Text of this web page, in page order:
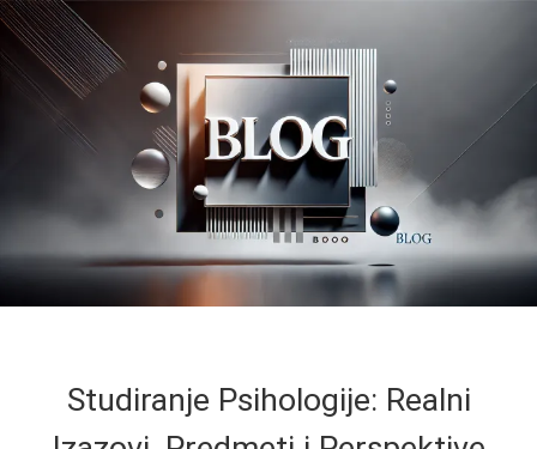
Studiranje Psihologije: Realni